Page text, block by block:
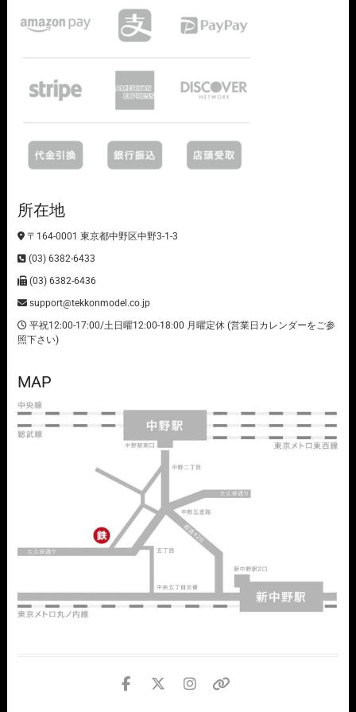
所在地
〒164-0001 東京都中野区中野3-1-3
(03) 6382-6433
(03) 6382-6436
support@tekkonmodel.co.jp
平祝12:00-17:00/土日曜12:00-18:00 月曜定休 (営業日カレンダーをご参
照下さい)
MAP
facebook
twitter
instagram